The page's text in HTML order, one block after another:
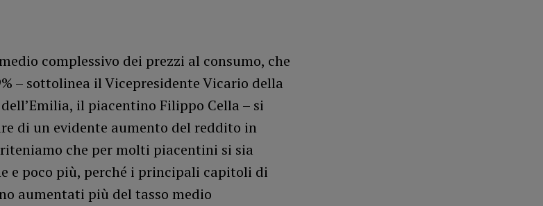
complessivo dei prezzi al consumo, che
– sottolinea il Vicepresidente Vicario della
il piacentino Filippo Cella – si
di un evidente aumento del reddito in
che per molti piacentini si sia
e poco più, perché i principali capitoli di
aumentati più del tasso medio